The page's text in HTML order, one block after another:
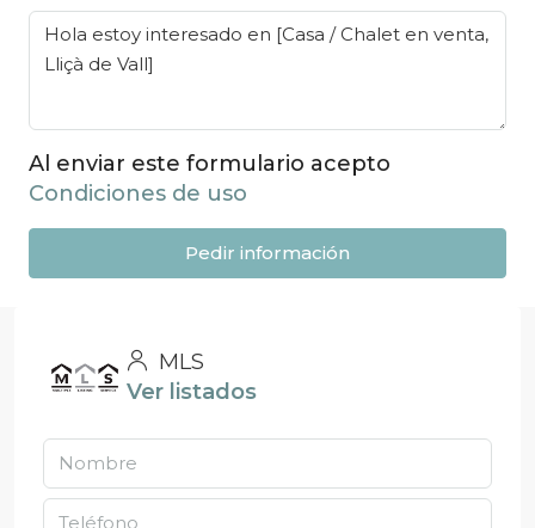
Al enviar este formulario acepto
Condiciones de uso
Pedir información
MLS
Ver listados